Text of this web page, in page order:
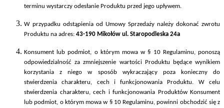
terminu wystarczy odesłanie Produktu przed jego upływem.
W przypadku odstąpienia od Umowy Sprzedaży należy dokonać zwrotu
Produktu na adres: 43-190 Mikołów ul. Staropodleska 24a
Konsument lub podmiot, o którym mowa w § 10 Regulaminu, ponoszą
odpowiedzialność za zmniejszenie wartości Produktu będące wynikiem
korzystania z niego w sposób wykraczający poza konieczny do
stwierdzenia charakteru, cech i funkcjonowania Produktu. W celu
stwierdzenia charakteru, cech i funkcjonowania Produktów Konsument
lub podmiot, o którym mowa w § 10 Regulaminu, powinni obchodzić się z